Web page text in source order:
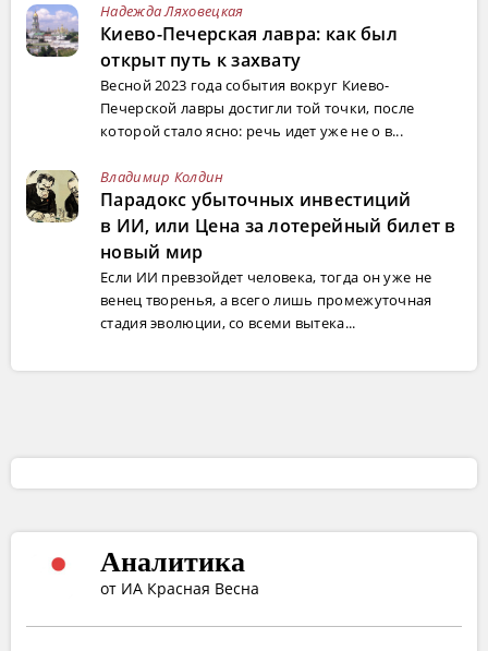
Надежда Ляховецкая
Киево-Печерская лавра: как был
открыт путь к захвату
Весной 2023 года события вокруг Киево-
Печерской лавры достигли той точки, после
которой стало ясно: речь идет уже не о в...
Владимир Колдин
Парадокс убыточных инвестиций
в ИИ, или Цена за лотерейный билет в
новый мир
Если ИИ превзойдет человека, тогда он уже не
венец творенья, а всего лишь промежуточная
стадия эволюции, со всеми вытека...
Аналитика
от ИА Красная Весна